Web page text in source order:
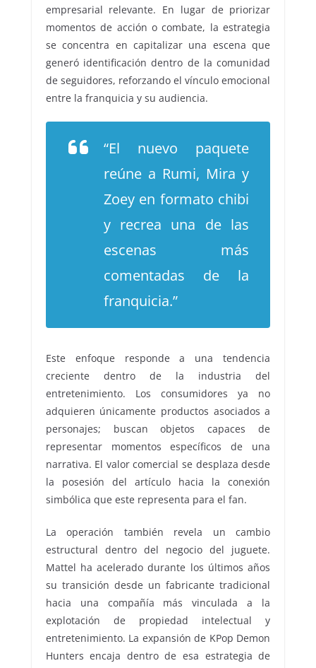
empresarial relevante. En lugar de priorizar
momentos de acción o combate, la estrategia
se concentra en capitalizar una escena que
generó identificación dentro de la comunidad
de seguidores, reforzando el vínculo emocional
entre la franquicia y su audiencia.
“El nuevo paquete
reúne a Rumi, Mira y
Zoey en formato chibi
y recrea una de las
escenas más
comentadas de la
franquicia.”
Este enfoque responde a una tendencia
creciente dentro de la industria del
entretenimiento. Los consumidores ya no
adquieren únicamente productos asociados a
personajes; buscan objetos capaces de
representar momentos específicos de una
narrativa. El valor comercial se desplaza desde
la posesión del artículo hacia la conexión
simbólica que este representa para el fan.
La operación también revela un cambio
estructural dentro del negocio del juguete.
Mattel ha acelerado durante los últimos años
su transición desde un fabricante tradicional
hacia una compañía más vinculada a la
explotación de propiedad intelectual y
entretenimiento. La expansión de KPop Demon
Hunters encaja dentro de esa estrategia de